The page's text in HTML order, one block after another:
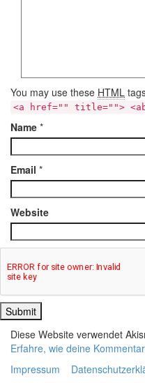
You may use these HTML
<a href="" title="">
Name *
Email *
Website
Diese Website verwendet
Erfahre, wie deine
Impressum